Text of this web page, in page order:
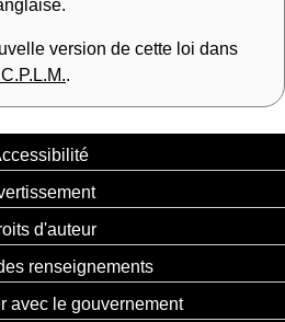
version de cette loi dans
.
d'auteur
renseignements
avec le gouvernement